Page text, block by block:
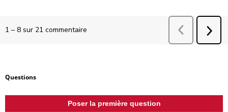
1 – 8 sur 21 commentaire Précédent
Aucune question n'a été posée sur ce produit.
Questions
Poser la première question